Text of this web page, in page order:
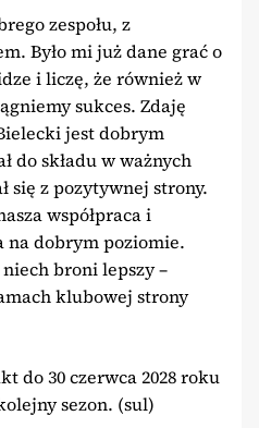
zespołu, z
Było mi już dane grać o
i liczę, że również w
sukces. Zdaję
jest dobrym
do składu w ważnych
się z pozytywnej strony.
współpraca i
na dobrym poziomie.
niech broni lepszy –
klubowej strony
do 30 czerwca 2028 roku
sezon. (sul)